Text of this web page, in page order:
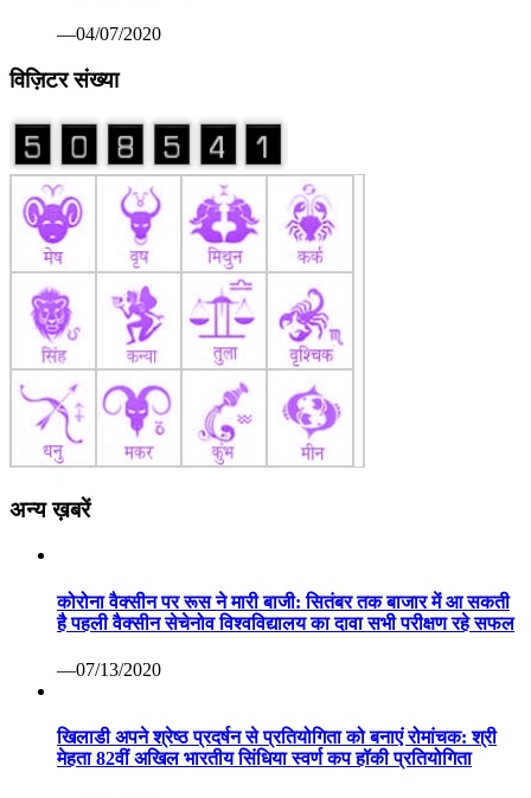
—04/07/2020
विज़िटर संख्या
अन्य ख़बरें
कोरोना वैक्सीन पर रूस ने मारी बाजी: सितंबर तक बाजार में आ सकती
है पहली वैक्सीन सेचेनोव विश्वविद्यालय का दावा सभी परीक्षण रहे सफल
—07/13/2020
खिलाडी अपने श्रेष्ठ प्रदर्षन से प्रतियोगिता को बनाएं रोमांचक: श्री
मेहता 82वीं अखिल भारतीय सिंधिया स्वर्ण कप हॉकी प्रतियोगिता